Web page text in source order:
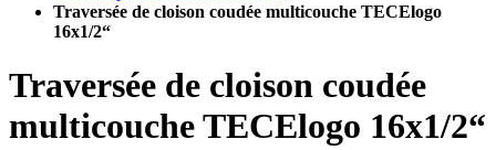
Traversée de cloison coudée multicouche TECElogo
16x1/2“
Traversée de cloison coudée
multicouche TECElogo 16x1/2“